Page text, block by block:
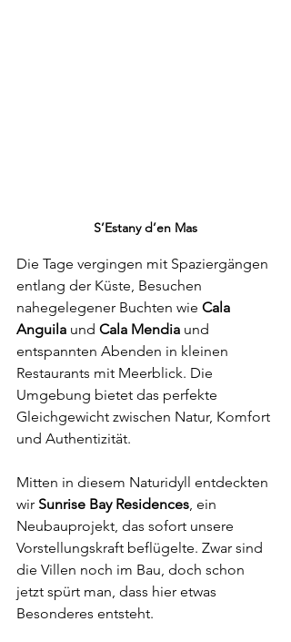
S’Estany d’en Mas
Die Tage vergingen mit Spaziergängen
entlang der Küste, Besuchen
nahegelegener Buchten wie Cala
Anguila und Cala Mendia und
entspannten Abenden in kleinen
Restaurants mit Meerblick. Die
Umgebung bietet das perfekte
Gleichgewicht zwischen Natur, Komfort
und Authentizität.
Mitten in diesem Naturidyll entdeckten
wir Sunrise Bay Residences, ein
Neubauprojekt, das sofort unsere
Vorstellungskraft beflügelte. Zwar sind
die Villen noch im Bau, doch schon
jetzt spürt man, dass hier etwas
Besonderes entsteht.